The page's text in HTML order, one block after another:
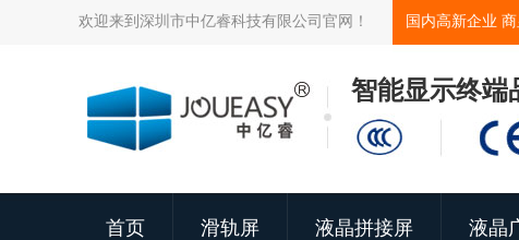
欢迎来到深圳市中亿睿科技有限公司官网！ 国内高新企业
智能显示终端
首页 滑轨屏 液晶拼接屏 液晶